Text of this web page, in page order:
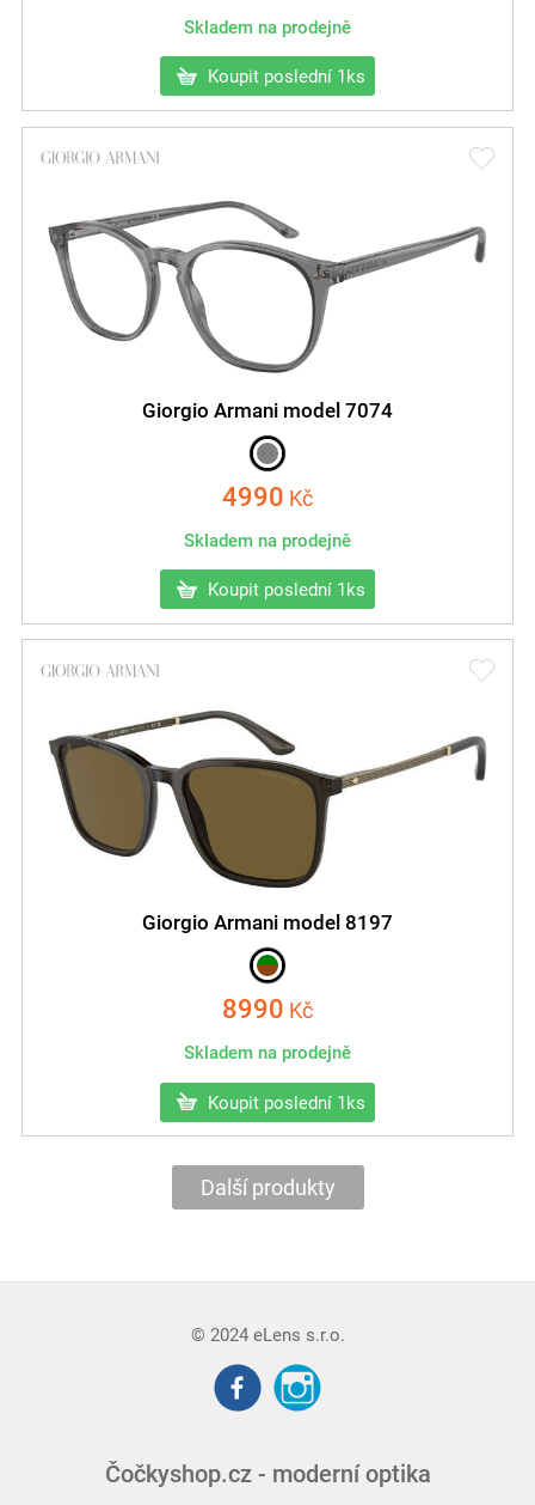
Skladem na prodejně
Koupit poslední 1ks
Giorgio Armani model 7074
4990 Kč
Skladem na prodejně
Koupit poslední 1ks
Giorgio Armani model 8197
8990 Kč
Skladem na prodejně
Koupit poslední 1ks
Další produkty
© 2024 eLens s.r.o.
Čočkyshop.cz - moderní optika